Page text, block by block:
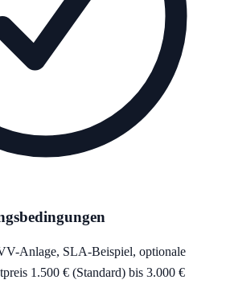
Anlage, SLA-Beispiel, optionale
1.500 € (Standard) bis 3.000 €